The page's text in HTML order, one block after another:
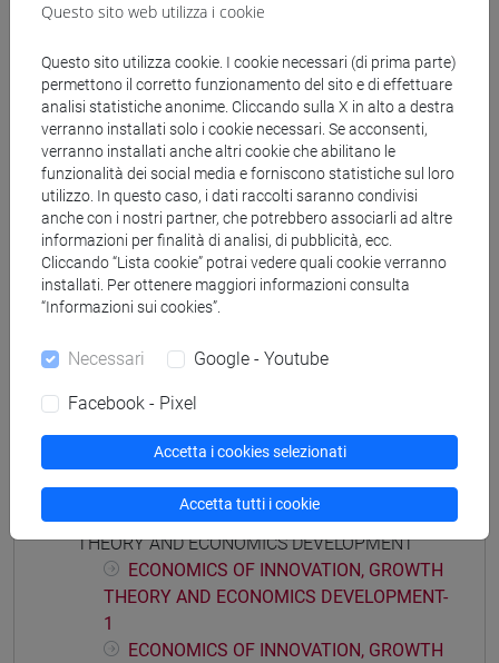
Corsi di studio e percorsi
[ET7] DIGITAL MANAGEMENT - Laurea
percorso comune percorso comune
Insegnamenti mutuati
ECONOMICS OF INNOVATION, GROWTH
PRACTICE [ET7017]
Struttura generale dell'insegnamento
ECONOMICS OF INNOVATION, GROWTH
THEORY AND ECONOMICS DEVELOPMENT
ECONOMICS OF INNOVATION, GROWTH
THEORY AND ECONOMICS DEVELOPMENT-
1
ECONOMICS OF INNOVATION, GROWTH
Questo sito web utilizza i cookie
Questo sito utilizza cookie. I cookie necessari (di prima parte)
permettono il corretto funzionamento del sito e di effettuare
analisi statistiche anonime. Cliccando sulla X in alto a destra
verranno installati solo i cookie necessari. Se acconsenti,
verranno installati anche altri cookie che abilitano le
funzionalità dei social media e forniscono statistiche sul loro
utilizzo. In questo caso, i dati raccolti saranno condivisi
anche con i nostri partner, che potrebbero associarli ad altre
informazioni per finalità di analisi, di pubblicità, ecc.
Cliccando “Lista cookie” potrai vedere quali cookie verranno
installati. Per ottenere maggiori informazioni consulta
“Informazioni sui cookies”.
Necessari Google - Youtube
Facebook - Pixel
Accetta i cookies selezionati
Accetta tutti i cookie